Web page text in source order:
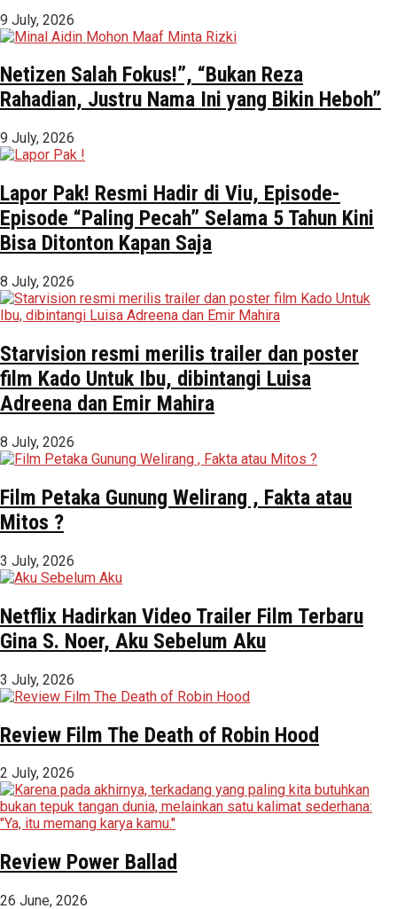
9 July, 2026
Netizen Salah Fokus!”, “Bukan Reza
Rahadian, Justru Nama Ini yang Bikin Heboh”
9 July, 2026
Lapor Pak! Resmi Hadir di Viu, Episode-
Episode “Paling Pecah” Selama 5 Tahun Kini
Bisa Ditonton Kapan Saja
8 July, 2026
Starvision resmi merilis trailer dan poster
film Kado Untuk Ibu, dibintangi Luisa
Adreena dan Emir Mahira
8 July, 2026
Film Petaka Gunung Welirang , Fakta atau
Mitos ?
3 July, 2026
Netflix Hadirkan Video Trailer Film Terbaru
Gina S. Noer, Aku Sebelum Aku
3 July, 2026
Review Film The Death of Robin Hood
2 July, 2026
Review Power Ballad
26 June, 2026